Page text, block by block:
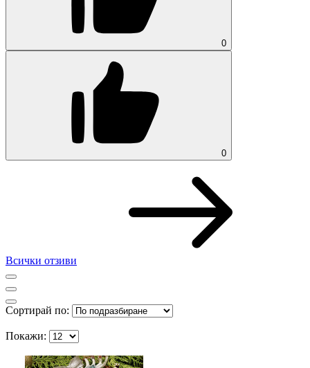
0
0
Всички отзиви
Сортирай по:
Покажи: